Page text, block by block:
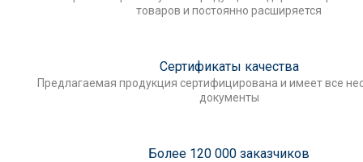
товаров и постоянно расширяется
Сертификаты качества
Предлагаемая продукция сертифицирована и имеет все
документы
Более 120 000 заказчиков